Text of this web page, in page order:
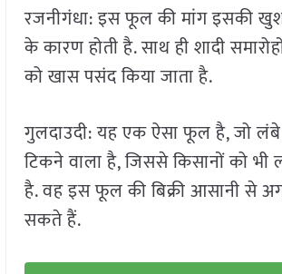
रजनीगंधा: इस फूल की मांग इसकी
के कारण होती है. साथ ही शादी
को खास पसंद किया जाता है.
गुलदाउदी: यह एक ऐसा फूल है, जो
टिकने वाला है, जिससे किसानों को भी
है. वह इस फूल की बिक्री आसानी से
सकते हैं.